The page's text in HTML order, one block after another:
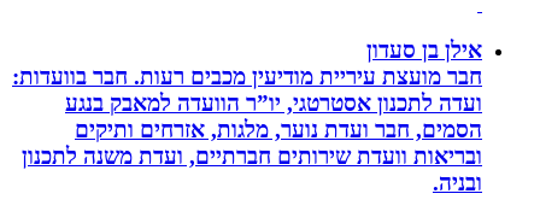
אילן בן סעדון
חבר מועצת עיריית מודיעין מכבים רעות. חבר בוועדות:
ועדה לתכנון אסטרטגי, יו”ר הוועדה למאבק בנגע
הסמים, חבר ועדת נוער, מלגות, אזרחים ותיקים
ובריאות וועדת שירותים חברתיים, ועדת משנה לתכנון